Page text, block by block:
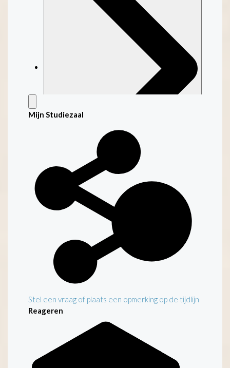
Kenmerken
Mijn Studiezaal
Stel een vraag of plaats een opmerking op de tijdlijn
Reageren